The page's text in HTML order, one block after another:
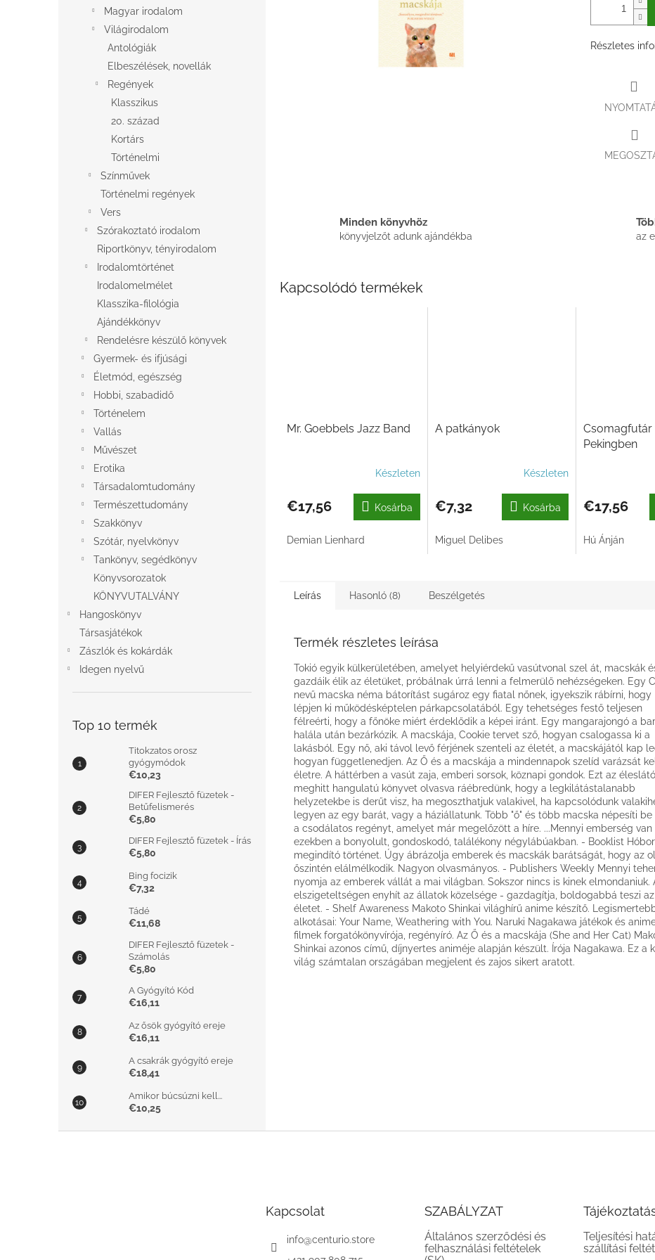
Magyar irodalom
Világirodalom
Antológiák
Elbeszélések, novellák
Regények
Klasszikus
20. század
Kortárs
Történelmi
Színművek
Történelmi regények
Vers
Szórakoztató irodalom
Riportkönyv, tényirodalom
Irodalomtörténet
Irodalomelmélet
Klasszika-filológia
Ajándékkönyv
Rendelésre készülő könyvek
Gyermek- és ifjúsági
Életmód, egészség
Hobbi, szabadidő
Történelem
Vallás
Művészet
Erotika
Társadalomtudomány
Természettudomány
Szakkönyv
Szótár, nyelvkönyv
Tankönyv, segédkönyv
Könyvsorozatok
KÖNYVUTALVÁNY
Hangoskönyv
Társasjátékok
Zászlók és kokárdák
Idegen nyelvű
Top 10 termék
Titokzatos orosz
gyógymódok
€10,23
DIFER Fejlesztő füzetek -
Betűfelismerés
€5,80
DIFER Fejlesztő füzetek - Írás
€5,80
Bing focizik
€7,32
Tádé
€11,68
DIFER Fejlesztő füzetek -
Számolás
€5,80
A Gyógyító Kód
€16,11
Az ősök gyógyító ereje
€16,11
A csakrák gyógyító ereje
€18,41
Amikor búcsúzni kell...
€10,25
Részletes
Minden könyvhöz
könyvjelzőt adunk ajándékba az
Kapcsolódó termékek
Mr. Goebbels Jazz Band
Készleten
€17,56 Kosárba
Demian Lienhard
A patkányok
Készleten
€7,32 Kosárba
Miguel Delibes
Pekingben
€17,56
Hú Ánján
Leírás Hasonló (8) Beszélgetés
Termék részletes leírása
Tokió egyik külkerületében, amelyet helyiérdekű vasútvonal szel át, macskák
gazdáik élik az életüket, próbálnak úrrá lenni a felmerülő nehézségeken. Egy
nevű macska néma bátorítást sugároz egy fiatal nőnek, igyekszik rábírni, hogy
lépjen ki működésképtelen párkapcsolatából. Egy tehetséges festő teljesen
félreérti, hogy a főnöke miért érdeklődik a képei iránt. Egy mangarajongó a
halála után bezárkózik. A macskája, Cookie tervet sző, hogyan csalogassa ki a
lakásból. Egy nő, aki távol levő férjének szenteli az életét, a macskájától kap
hogyan függetlenedjen. Az Ő és a macskája a mindennapok szelíd varázsát
életre. A háttérben a vasút zaja, emberi sorsok, köznapi gondok. Ezt az
meghitt hangulatú könyvet olvasva ráébredünk, hogy a legkilátástalanabb
helyzetekbe is derűt visz, ha megoszthatjuk valakivel, ha kapcsolódunk
legyen az egy barát, vagy a háziállatunk. Több "ő" és több macska népesíti be
a csodálatos regényt, amelyet már megelőzött a híre. ...Mennyi emberség van
ezekben a bonyolult, gondoskodó, találékony négylábúakban. - Booklist
megindító történet. Úgy ábrázolja emberek és macskák barátságát, hogy az
őszintén elálmélkodik. Nagyon olvasmányos. - Publishers Weekly Mennyi
nyomja az emberek vállát a mai világban. Sokszor nincs is kinek elmondaniuk.
elszigeteltségen enyhít az állatok közelsége - gazdagítja, boldogabbá teszi az
életet. - Shelf Awareness Makoto Shinkai világhírű anime készítő.
alkotásai: Your Name, Weathering with You. Naruki Nagakawa játékok és
filmek forgatókönyvírója, regényíró. Az Ő és a macskája (She and Her Cat)
Shinkai azonos című, díjnyertes animéje alapján készült. Írója Nagakawa. Ez a
világ számtalan országában megjelent és zajos sikert aratott.
Kapcsolat
info@centurio.store
SZABÁLYZAT
Általános szerződési és
felhasználási feltételek
Teljesítési
szállítási